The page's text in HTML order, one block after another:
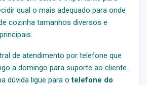
qual o mais adequado para onde
cozinha tamanhos diversos e
de atendimento por telefone que
a domingo para suporte ao cliente.
dúvida ligue para otelefone do